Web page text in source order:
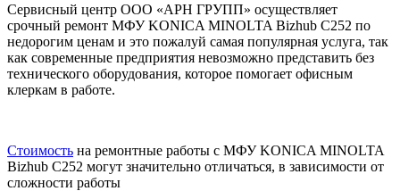
Сервисный центр ООО «АРН ГРУПП» осуществляет
срочный ремонт МФУ KONICA MINOLTA Bizhub C252 по
недорогим ценам и это пожалуй самая популярная услуга, так
как современные предприятия невозможно представить без
технического оборудования, которое помогает офисным
клеркам в работе.
Стоимость на ремонтные работы с МФУ KONICA MINOLTA
Bizhub C252 могут значительно отличаться, в зависимости от
сложности работы